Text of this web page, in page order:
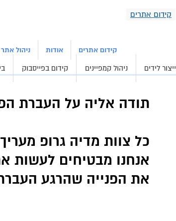
קידום אתרים
ייצור לידים ניהול קמפיינים קידום בפייסבוק
קידום אתרים אודות ניהול אתר
תודה אליה על העברת
כל צוות מדיה גרופ
אנחנו מבטיחים לעשות
את הפנייה שהרגע